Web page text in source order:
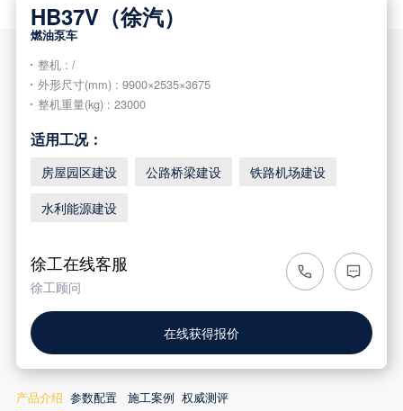
HB37V（徐汽）
燃油泵车
整机 : /
外形尺寸(mm) : 9900×2535×3675
整机重量(kg) : 23000
适用工况：
房屋园区建设 公路桥梁建设
铁路机场建设
水利能源建设
徐工在线客服
徐工顾问
在线获得报价
产品介绍 参数配置 施工案例 权威测评